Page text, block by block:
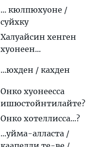
... кюлпюхуоне /
суйхку
Халуайсин хенген
хуонеен...
...юхден / кахден
Онко хуонеесса
ишюстойнтилайте?
Онко хотеллисса...?
...уйма-алласта /